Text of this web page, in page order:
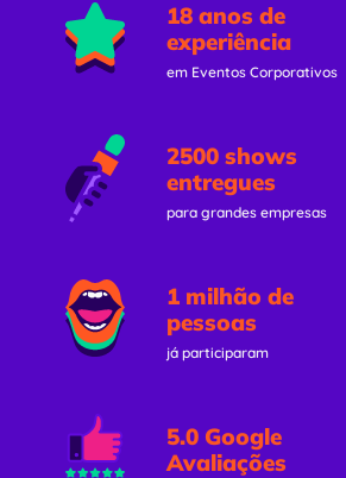
18 anos de
experiência
em Eventos Corporativos
2500 shows
entregues
para grandes empresas
1 milhão de
pessoas
já participaram
5.0 Google
Avaliações